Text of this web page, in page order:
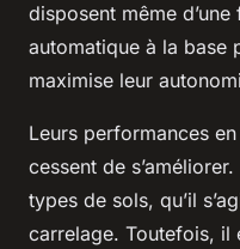
disposent même
automatique à la base
maximise leur
Leurs performances
cessent de
types de sols, qu’il
carrelage. Toutefois, il